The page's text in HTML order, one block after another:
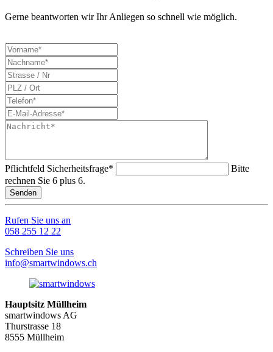
Gerne beantworten wir Ihr Anliegen so schnell wie möglich.
Pflichtfeld Sicherheitsfrage*
Bitte
rechnen Sie 6 plus 6.
Senden
Rufen Sie uns an
058 255 12 22
Schreiben Sie uns
info@smartwindows.ch
Hauptsitz Müllheim
smartwindows AG
Thurstrasse 18
8555 Müllheim